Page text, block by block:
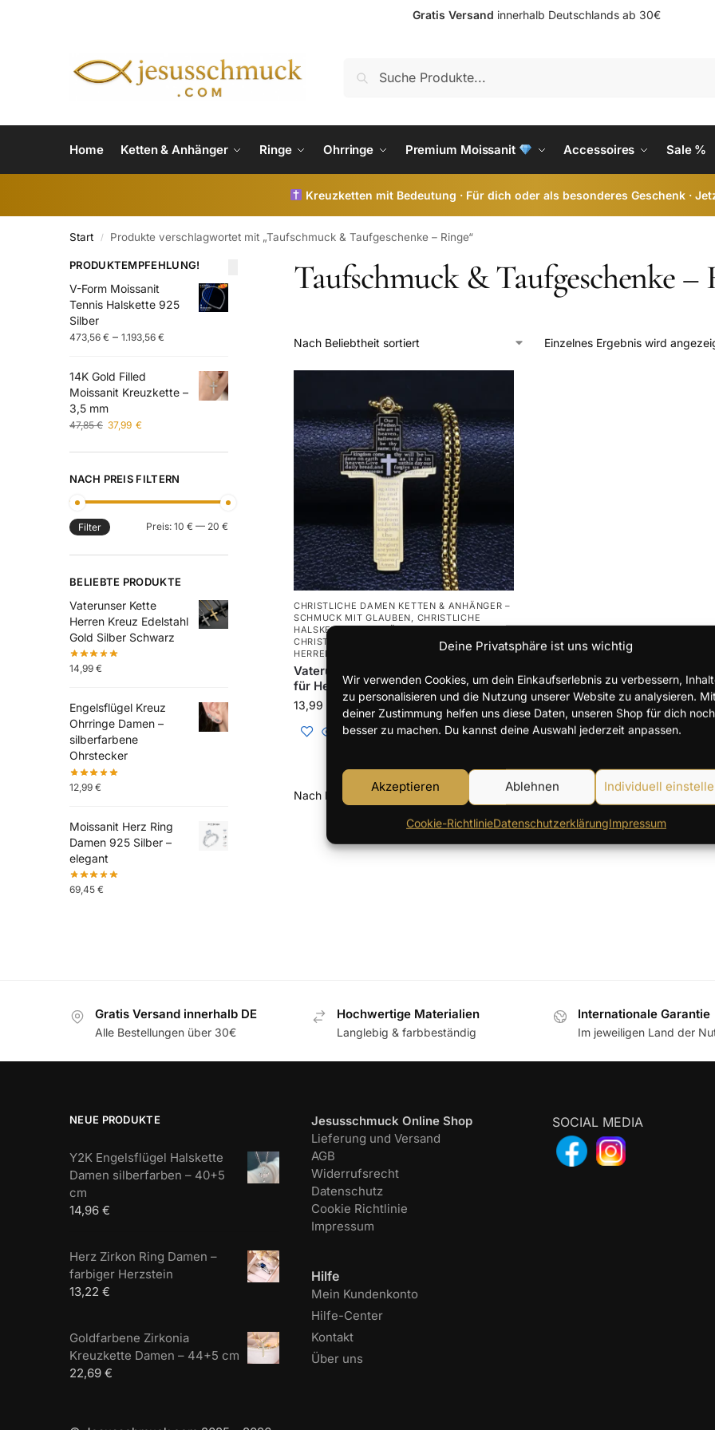
Deine Privatsphäre ist uns wichtig
Wir verwenden Cookies, um dein Einkaufserlebnis zu verbessern,
zu personalisieren und die Nutzung unserer Website zu analysieren.
deiner Zustimmung helfen uns diese Daten, unseren Shop für dich noch
besser zu machen. Du kannst deine Auswahl jederzeit anpassen.
Akzeptieren Ablehnen Individuell
Cookie-RichtlinieDatenschutzerklärungImpressum
Gratis Versand innerhalb Deutschlands ab 30€
Home Ketten & Anhänger Ringe Ohrringe Premium Moissanit Accessoires Sale %
Kreuzketten mit Bedeutung · Für dich oder als besonderes Geschenk ·
Start / Produkte verschlagwortet mit „Taufschmuck & Taufgeschenke – Ringe“
Taufschmuck & Taufgeschenke –
Einzelnes Ergebnis wird
CHRISTLICHE DAMEN KETTEN & ANHÄNGER –
SCHMUCK MIT GLAUBEN, CHRISTLICHE
HALSKETTEN & ANHÄNGER – UNISEX
CHRISTLICHE HALSKETTEN & ANHÄNGER FÜR
HERREN
Vaterunser Kette mit Kreuzanhänger
für Herren & Damen
13,99
Einzelnes Ergebnis wird
PRODUKTEMPFEHLUNG!
V-Form Moissanit
Tennis Halskette 925
Silber
473,56 € – 1.193,56 €
14K Gold Filled
Moissanit Kreuzkette –
3,5 mm
47,85€ 37,99 €
NACH PREIS FILTERN
Filter Preis: 10 € — 20 €
BELIEBTE PRODUKTE
Vaterunser Kette
Herren Kreuz Edelstahl
Gold Silber Schwarz
14,99 €
Engelsflügel Kreuz
Ohrringe Damen –
silberfarbene
Ohrstecker
12,99 €
Moissanit Herz Ring
Damen 925 Silber –
elegant
69,45 €
Gratis Versand innerhalb DE
Alle Bestellungen über 30€
Hochwertige Materialien
Langlebig & farbbeständig
Internationale Garantie
Im jeweiligen Land der
NEUE PRODUKTE
Y2K Engelsflügel Halskette
Damen silberfarben – 40+5
cm
14,96 €
Herz Zirkon Ring Damen –
farbiger Herzstein
13,22 €
Goldfarbene Zirkonia
Kreuzkette Damen – 44+5 cm
22,69 €
Jesusschmuck Online Shop
Lieferung und Versand
AGB
Widerrufsrecht
Datenschutz
Cookie Richtlinie
Impressum
Hilfe
Mein Kundenkonto
Hilfe-Center
Kontakt
Über uns
SOCIAL MEDIA